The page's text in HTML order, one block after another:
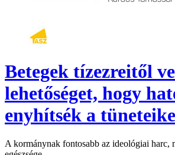
Betegek tízezreitől
lehetőséget, hogy
enyhítsék a
A kormánynak fontosabb az ideológiai harc,